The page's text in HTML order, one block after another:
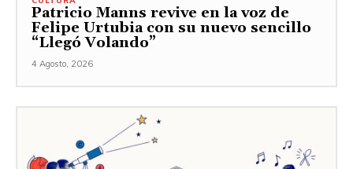
Patricio Manns revive en la voz de
Felipe Urtubia con su nuevo sencillo
“Llegó Volando”
4 Agosto, 2026